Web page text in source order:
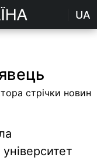
UA
стрічки новин